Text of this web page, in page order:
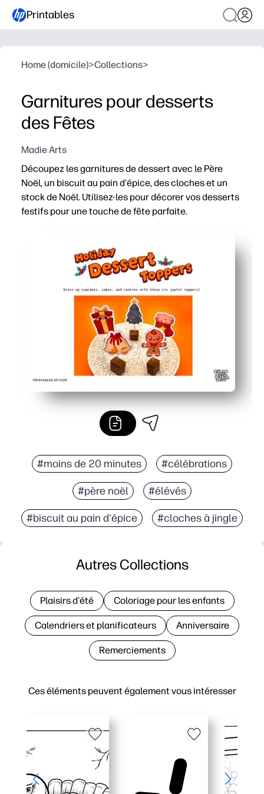
Printables
Home (domicile)>Collections>
Garnitures pour desserts
des Fêtes
Madie Arts
Découpez les garnitures de dessert avec le Père
Noël, un biscuit au pain d'épice, des cloches et un
stock de Noël. Utilisez-les pour décorer vos desserts
festifs pour une touche de fête parfaite.
#moins de 20 minutes #célébrations
#père noël #élévés
#biscuit au pain d'épice #cloches à jingle
Ces éléments peuvent également vous intéresser
Autres Collections
Plaisirs d'été Coloriage pour les enfants
Calendriers et planificateurs Anniversaire
Remerciements